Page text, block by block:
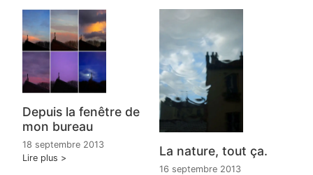
Depuis la fenêtre de
mon bureau
18 septembre 2013
Lire plus
La nature, tout ça.
16 septembre 2013